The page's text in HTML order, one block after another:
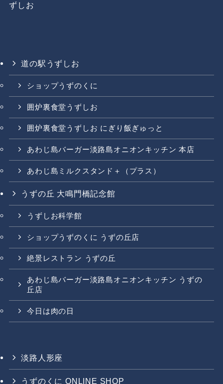
ずしお
道の駅うずしお
ショップうずのくに
囲炉裏食堂うずしお
囲炉裏食堂うずしお にぎり飯ぎゅっと
あわじ島バーガー淡路島オニオンキッチン 本店
あわじ島ミルクスタンド＋（プラス）
うずの丘 大鳴門橋記念館
うずしお科学館
ショップうずのくに うずの丘店
絶景レストラン うずの丘
あわじ島バーガー淡路島オニオンキッチン うずの
丘店
今日は肉の日
淡路人形座
うずのくに ONLINE SHOP